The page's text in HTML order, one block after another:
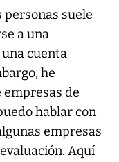
personas suele
a una
cuenta
he
empresas de
hablar con
empresas
Aquí